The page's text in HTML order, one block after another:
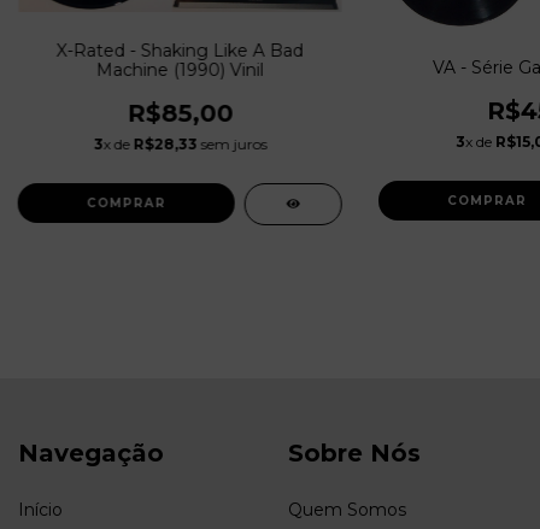
X-Rated - Shaking Like A Bad
Machine (1990) Vinil
R$85,00
3x de R$28,33 sem juros
VA - Série
3x de
Navegação
Início
Sobre Nós
Quem Somos